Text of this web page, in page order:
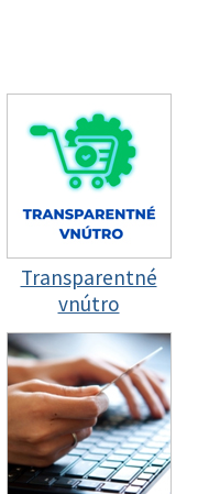
Transparentné
vnútro